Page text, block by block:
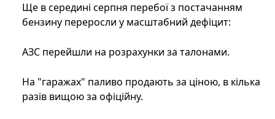
Ще в середині серпня перебої з постачанням
бензину переросли у масштабний дефіцит:
АЗС перейшли на розрахунки за талонами.
На "гаражах" паливо продають за ціною, в кілька
разів вищою за офіційну.